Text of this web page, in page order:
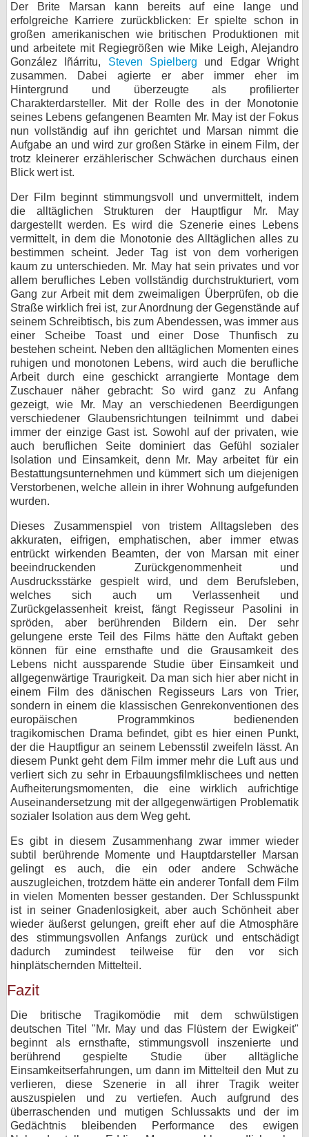
Der Brite Marsan kann bereits auf eine lange und
erfolgreiche Karriere zurückblicken: Er spielte schon in
großen amerikanischen wie britischen Produktionen mit
und arbeitete mit Regiegrößen wie Mike Leigh, Alejandro
González Iñárritu, Steven Spielberg und Edgar Wright
zusammen. Dabei agierte er aber immer eher im
Hintergrund und überzeugte als profilierter
Charakterdarsteller. Mit der Rolle des in der Monotonie
seines Lebens gefangenen Beamten Mr. May ist der Fokus
nun vollständig auf ihn gerichtet und Marsan nimmt die
Aufgabe an und wird zur großen Stärke in einem Film, der
trotz kleinerer erzählerischer Schwächen durchaus einen
Blick wert ist.
Der Film beginnt stimmungsvoll und unvermittelt, indem
die alltäglichen Strukturen der Hauptfigur Mr. May
dargestellt werden. Es wird die Szenerie eines Lebens
vermittelt, in dem die Monotonie des Alltäglichen alles zu
bestimmen scheint. Jeder Tag ist von dem vorherigen
kaum zu unterschieden. Mr. May hat sein privates und vor
allem berufliches Leben vollständig durchstrukturiert, vom
Gang zur Arbeit mit dem zweimaligen Überprüfen, ob die
Straße wirklich frei ist, zur Anordnung der Gegenstände auf
seinem Schreibtisch, bis zum Abendessen, was immer aus
einer Scheibe Toast und einer Dose Thunfisch zu
bestehen scheint. Neben den alltäglichen Momenten eines
ruhigen und monotonen Lebens, wird auch die berufliche
Arbeit durch eine geschickt arrangierte Montage dem
Zuschauer näher gebracht: So wird ganz zu Anfang
gezeigt, wie Mr. May an verschiedenen Beerdigungen
verschiedener Glaubensrichtungen teilnimmt und dabei
immer der einzige Gast ist. Sowohl auf der privaten, wie
auch beruflichen Seite dominiert das Gefühl sozialer
Isolation und Einsamkeit, denn Mr. May arbeitet für ein
Bestattungsunternehmen und kümmert sich um diejenigen
Verstorbenen, welche allein in ihrer Wohnung aufgefunden
wurden.
Dieses Zusammenspiel von tristem Alltagsleben des
akkuraten, eifrigen, emphatischen, aber immer etwas
entrückt wirkenden Beamten, der von Marsan mit einer
beeindruckenden Zurückgenommenheit und
Ausdrucksstärke gespielt wird, und dem Berufsleben,
welches sich auch um Verlassenheit und
Zurückgelassenheit kreist, fängt Regisseur Pasolini in
spröden, aber berührenden Bildern ein. Der sehr
gelungene erste Teil des Films hätte den Auftakt geben
können für eine ernsthafte und die Grausamkeit des
Lebens nicht aussparende Studie über Einsamkeit und
allgegenwärtige Traurigkeit. Da man sich hier aber nicht in
einem Film des dänischen Regisseurs Lars von Trier,
sondern in einem die klassischen Genrekonventionen des
europäischen Programmkinos bedienenden
tragikomischen Drama befindet, gibt es hier einen Punkt,
der die Hauptfigur an seinem Lebensstil zweifeln lässt. An
diesem Punkt geht dem Film immer mehr die Luft aus und
verliert sich zu sehr in Erbauungsfilmklischees und netten
Aufheiterungsmomenten, die eine wirklich aufrichtige
Auseinandersetzung mit der allgegenwärtigen Problematik
sozialer Isolation aus dem Weg geht.
Es gibt in diesem Zusammenhang zwar immer wieder
subtil berührende Momente und Hauptdarsteller Marsan
gelingt es auch, die ein oder andere Schwäche
auszugleichen, trotzdem hätte ein anderer Tonfall dem Film
in vielen Momenten besser gestanden. Der Schlusspunkt
ist in seiner Gnadenlosigkeit, aber auch Schönheit aber
wieder äußerst gelungen, greift eher auf die Atmosphäre
des stimmungsvollen Anfangs zurück und entschädigt
dadurch zumindest teilweise für den vor sich
hinplätschernden Mittelteil.
Fazit
Die britische Tragikomödie mit dem schwülstigen
deutschen Titel "Mr. May und das Flüstern der Ewigkeit"
beginnt als ernsthafte, stimmungsvoll inszenierte und
berührend gespielte Studie über alltägliche
Einsamkeitserfahrungen, um dann im Mittelteil den Mut zu
verlieren, diese Szenerie in all ihrer Tragik weiter
auszuspielen und zu vertiefen. Auch aufgrund des
überraschenden und mutigen Schlussakts und der im
Gedächtnis bleibenden Performance des ewigen